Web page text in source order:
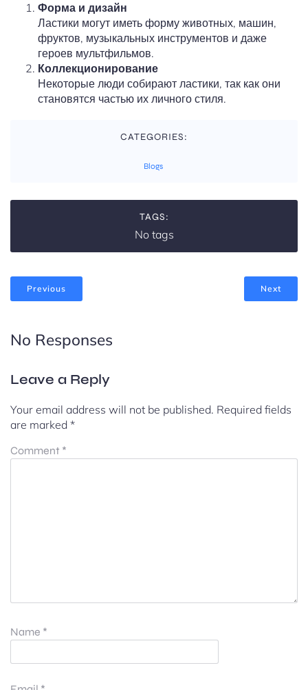
Форма и дизайн
Ластики могут иметь форму животных, машин,
фруктов, музыкальных инструментов и даже
героев мультфильмов.
Коллекционирование
Некоторые люди собирают ластики, так как они
становятся частью их личного стиля.
CATEGORIES:
Blogs
TAGS:
No tags
Previous Next
No Responses
Leave a Reply
Your email address will not be published. Required fields
are marked *
Comment *
Name *